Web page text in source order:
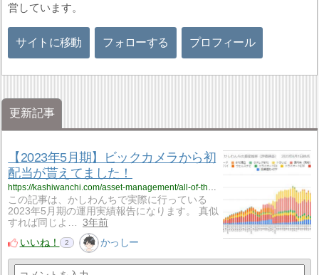
営しています。
サイトに移動 フォローする プロフィール
更新記事
【2023年5月期】ビックカメラから初
配当が貰えてました！
https://kashiwanchi.com/asset-management/all-of-the-operational-report/%e3%80%902023%e5%b9%b45%e6%9c%88%e6%9c%9f%e3%80%91%e3%83%93%e3%83%83%e3%82%af%e3%82%ab%e3%83%a1%e3%83%a9%e3%81%8b%e3%82%89%e5%88%9d%e9%85%8d%e5%bd%93%e3%81%8c%e8%b2%b0%e3%81%88%e3%81%a6%e3%81%be/
この記事は、かしわんちで実際に行っている
2023年5月期の運用実績報告になります。 真似
すれば同じよ…
3年前
いいね！
2 かっしー